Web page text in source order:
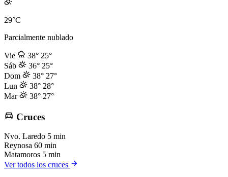
29°C
Parcialmente nublado
Vie 38° 25°
Sáb
36° 25°
Dom
38° 27°
Lun
38° 28°
Mar
38° 27°
Cruces
Nvo. Laredo 5 min
Reynosa 60 min
Matamoros 5 min
Ver todos los cruces